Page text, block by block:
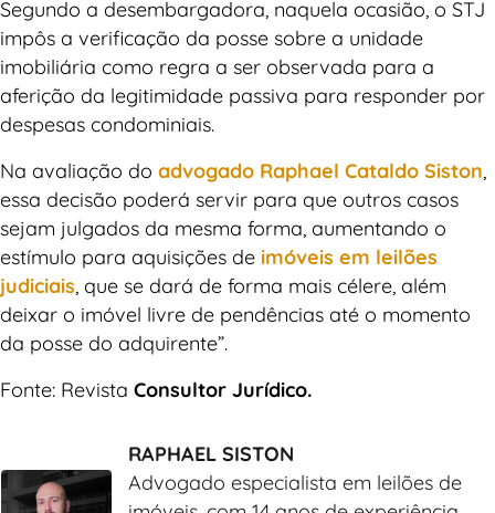
Segundo a desembargadora, naquela ocasião, o STJ
impôs a verificação da posse sobre a unidade
imobiliária como regra a ser observada para a
aferição da legitimidade passiva para responder por
despesas condominiais.
Na avaliação do advogado Raphael Cataldo Siston
essa decisão poderá servir para que outros casos
sejam julgados da mesma forma, aumentando o
estímulo para aquisições de imóveis em leilões
judiciais , que se dará de forma mais célere, além
deixar o imóvel livre de pendências até o momento
da posse do adquirente”.
Fonte: Revista Consultor Jurídico.
RAPHAEL SISTON
Advogado especialista em leilões de